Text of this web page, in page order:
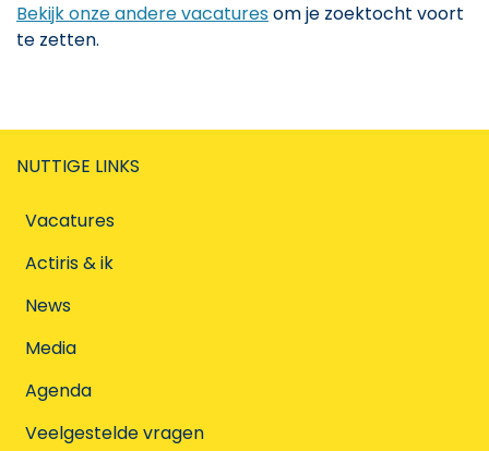
Bekijk onze andere vacaturesom je zoektocht voort
te zetten.
NUTTIGE LINKS
Vacatures
Actiris & ik
News
Media
Agenda
Veelgestelde vragen